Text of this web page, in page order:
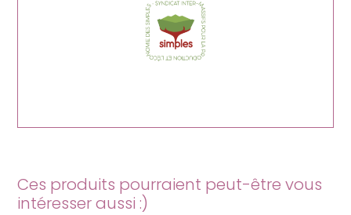
Ces produits pourraient peut-être vous
intéresser aussi :)